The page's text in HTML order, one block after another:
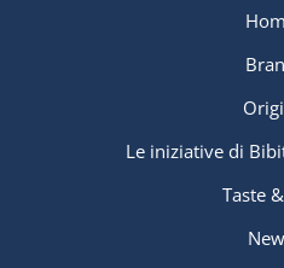
Le iniziative di
Taste